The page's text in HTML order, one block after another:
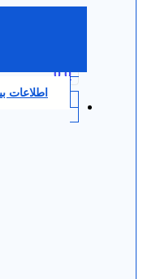
0.0
اطلاعات